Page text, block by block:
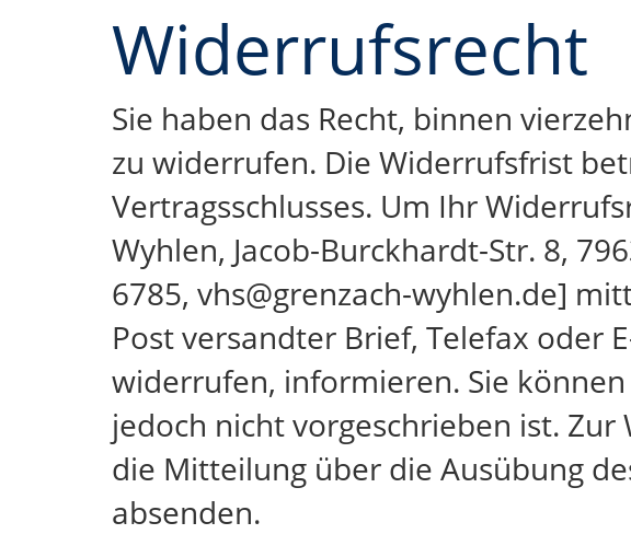
Widerrufsrecht
Sie haben das Recht, binnen
zu widerrufen. Die Widerrufsfrist
Vertragsschlusses. Um Ihr
Wyhlen, Jacob-Burckhardt-Str. 8,
6785, vhs@grenzach-wyhlen.de]
Post versandter Brief, Telefax oder
widerrufen, informieren. Sie
jedoch nicht vorgeschrieben ist.
die Mitteilung über die Ausübung
absenden.